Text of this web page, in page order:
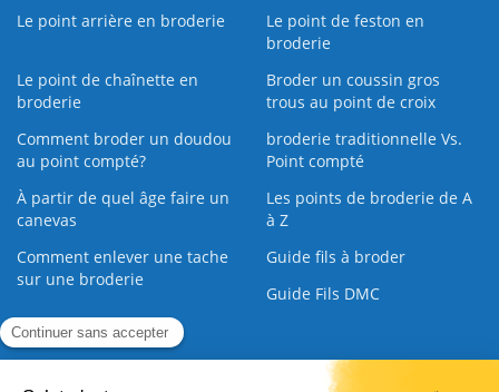
Le point arrière en broderie
Le point de feston en
broderie
Le point de chaînette en
broderie
Broder un coussin gros
trous au point de croix
Comment broder un doudou
au point compté?
broderie traditionnelle Vs.
Point compté
À partir de quel âge faire un
canevas
Les points de broderie de A
à Z
Comment enlever une tache
sur une broderie
Guide fils à broder
Guide Fils DMC
Guide de la Broderie